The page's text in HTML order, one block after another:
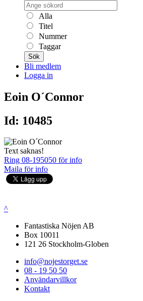
Alla
Titel
Nummer
Taggar
Sök
Bli medlem
Logga in
Eoin O´Connor
Id: 10485
Text saknas!
Ring 08-195050 för info
Maila för info
^
Fantastiska Nöjen AB
Box 10011
121 26 Stockholm-Globen
info@nojestorget.se
08 - 19 50 50
Användarvillkor
Kontakt